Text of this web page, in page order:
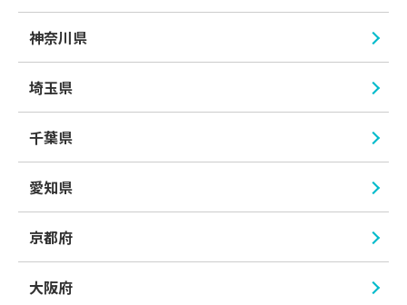
神奈川県
埼玉県
千葉県
愛知県
京都府
大阪府